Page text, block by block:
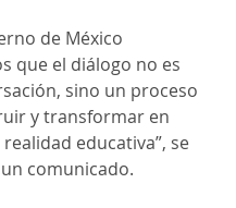
de México
que el diálogo no es
sino un proceso
y transformar en
educativa”, se
comunicado.